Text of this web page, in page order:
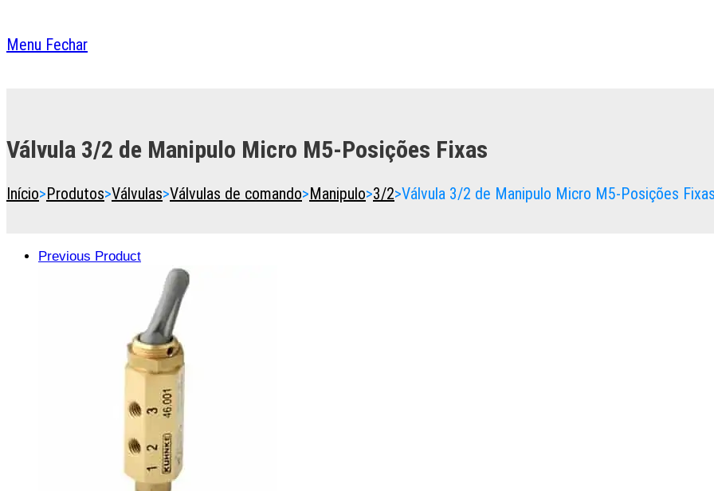
Menu Fechar
to
or
collapse
Válvula 3/2 de Manipulo Micro M5-Posições Fixas
Início>Produtos>Válvulas>Válvulas de comando>Manipulo>3/2>Válvula 3/2 de Manipulo Micro M5-Posições
Previous Product